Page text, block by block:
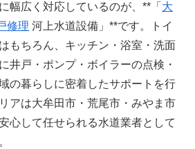
幅広く対応しているのが、**「 大
修理 河上水道設備」**です。トイ
もちろん、キッチン・浴室・洗面
井戸・ポンプ・ボイラーの点検・
の暮らしに密着したサポートを行
アは大牟田市・荒尾市・みやま市
心して任せられる水道業者として